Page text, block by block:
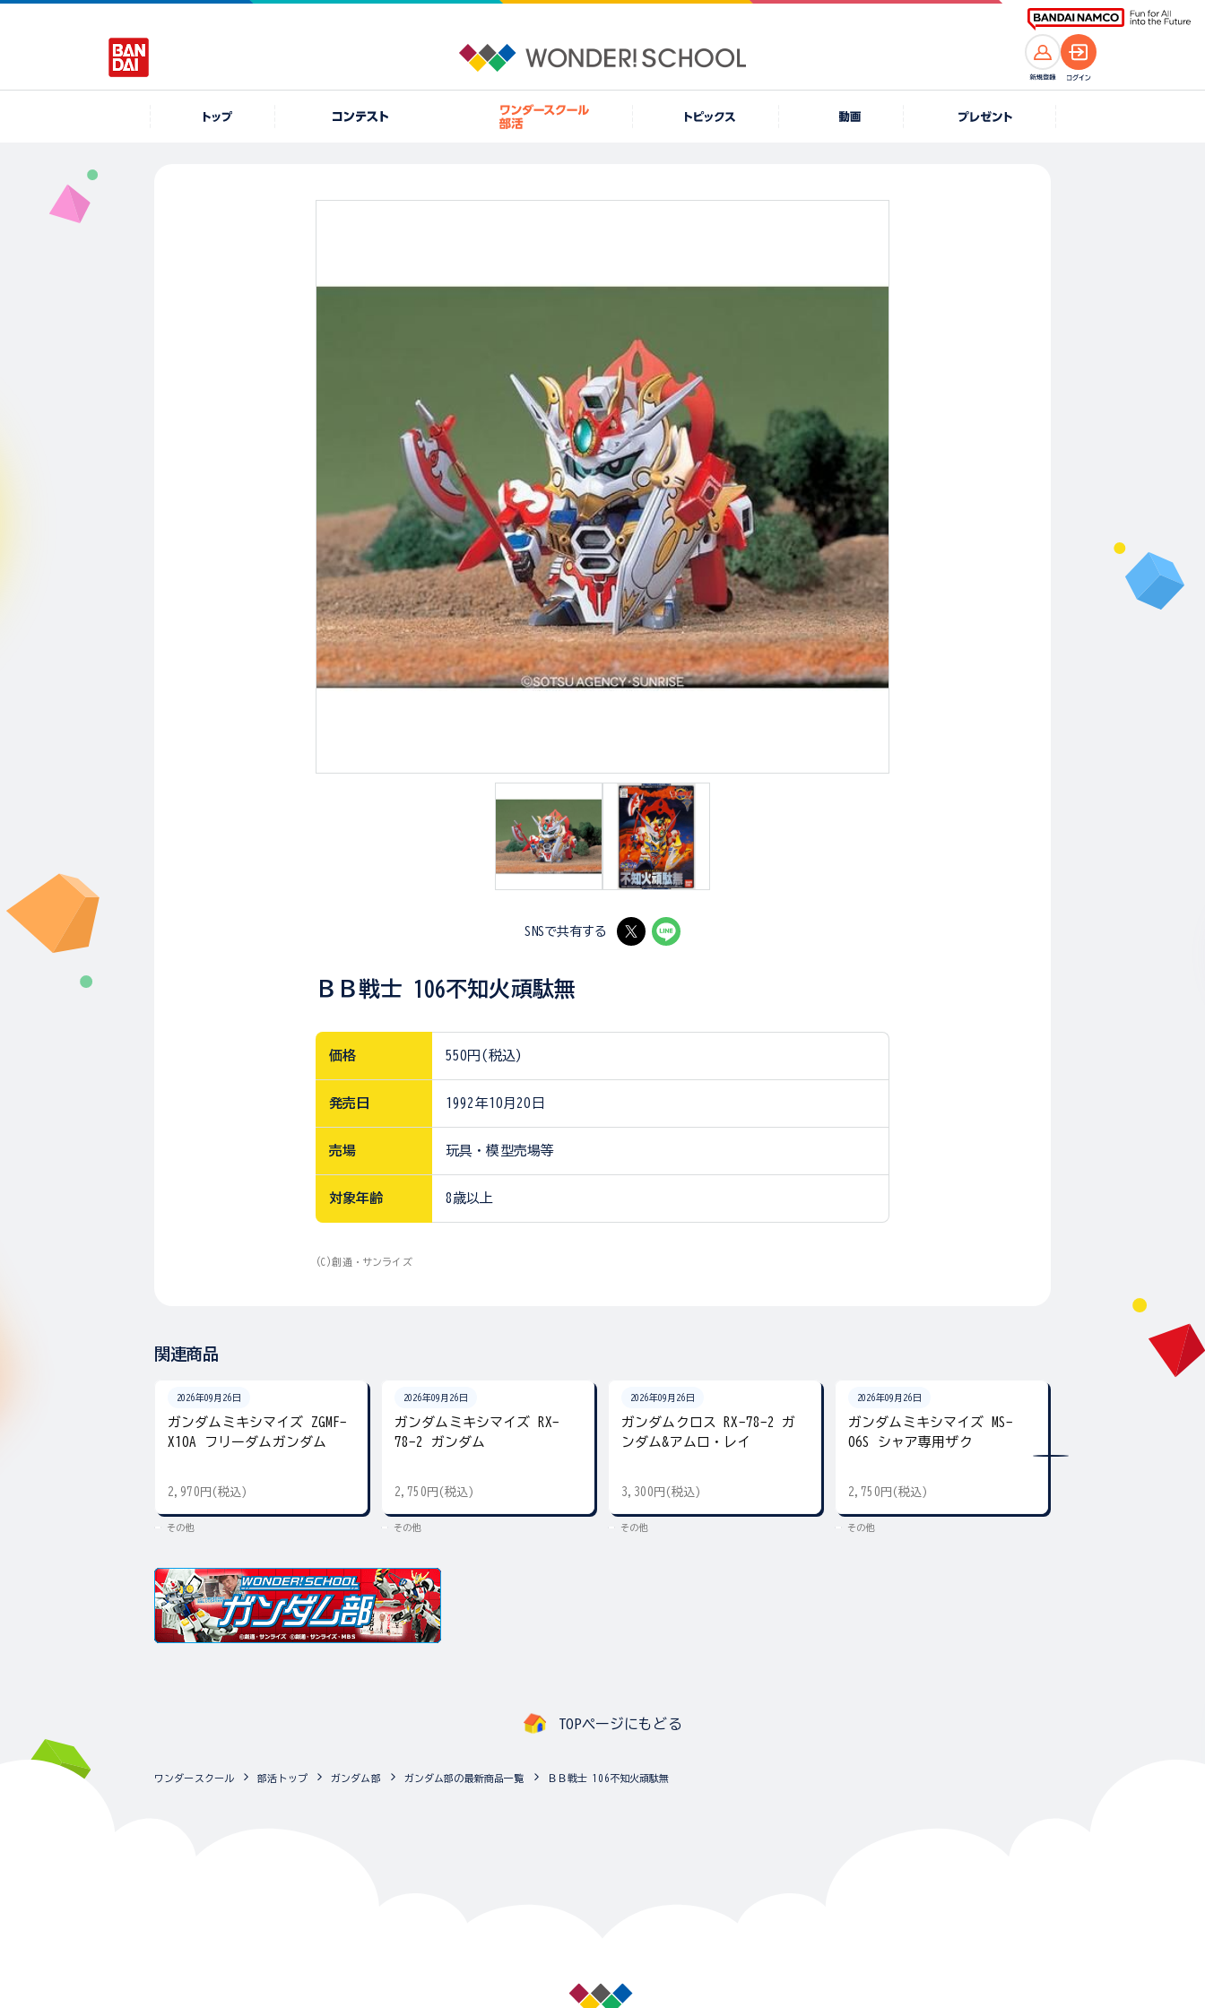
SNSで共有する
ＢＢ戦士 106不知火頑駄無
価格 550円(税込)
発売日 1992年10月20日
売場 玩具・模型売場等
対象年齢 8歳以上
(C)創通・サンライズ
関連商品
2026年09月26日
ガンダムミキシマイズ ZGMF-
X10A フリーダムガンダム
2,970円(税込)
その他
2026年09月26日
ガンダムミキシマイズ RX-
78-2 ガンダム
2,750円(税込)
その他
2026年09月26日
ガンダムクロス RX-78-2 ガ
ンダム&アムロ・レイ
3,300円(税込)
その他
2026年09月26日
ガンダムミキシマイズ MS-
06S シャア専用ザク
2,750円(税込)
その他
TOPページにもどる
ワンダースクール 部活トップ ガンダム部 ガンダム部の最新商品一覧 ＢＢ戦士 106不知火頑駄無